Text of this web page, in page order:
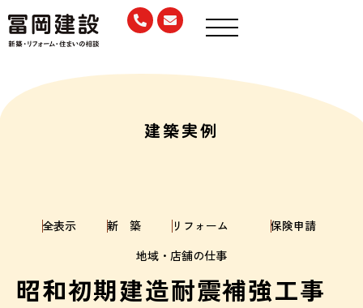
建築実例
全表示 新 築 リフォーム
保険申請
地域・店舗の仕事
昭和初期建造耐震補強工事